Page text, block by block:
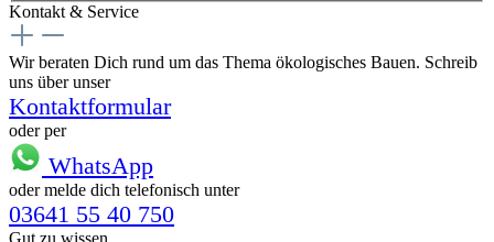
Kontakt & Service
Wir beraten Dich rund um das Thema ökologisches Bauen. Schreib
uns über unser
Kontaktformular
oder per
WhatsApp
oder melde dich telefonisch unter
03641 55 40 750
Gut zu wissen